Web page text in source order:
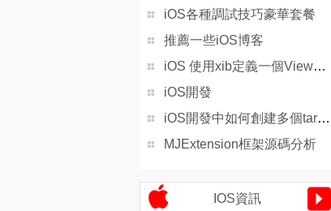
iOS各種調試技巧豪華套餐
推薦一些iOS博客
iOS 使用xib定義一個View，修改frame無效問題解決
iOS開發
iOS開發中如何創建多個target
MJExtension框架源碼分析
IOS資訊